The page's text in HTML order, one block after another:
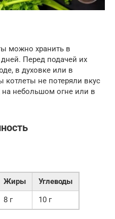
можно хранить в
Перед подачей их
в духовке или в
не потеряли вкус
на небольшом огне или в
Жиры
Углеводы
8 г 10 г